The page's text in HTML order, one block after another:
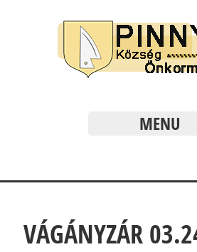
MENU
VÁGÁNYZÁR